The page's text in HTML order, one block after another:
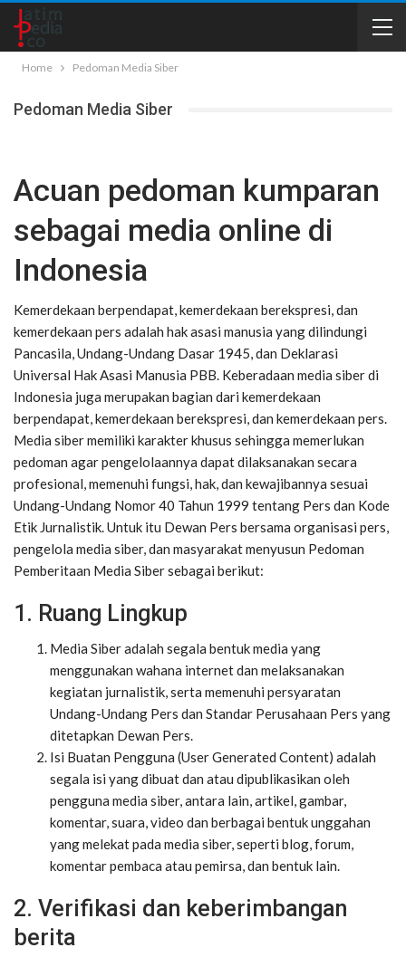
Home Pedoman Media Siber
Pedoman Media Siber
Acuan pedoman kumparan
sebagai media online di
Indonesia
Kemerdekaan berpendapat, kemerdekaan berekspresi, dan
kemerdekaan pers adalah hak asasi manusia yang dilindungi
Pancasila, Undang-Undang Dasar 1945, dan Deklarasi
Universal Hak Asasi Manusia PBB. Keberadaan media siber di
Indonesia juga merupakan bagian dari kemerdekaan
berpendapat, kemerdekaan berekspresi, dan kemerdekaan pers.
Media siber memiliki karakter khusus sehingga memerlukan
pedoman agar pengelolaannya dapat dilaksanakan secara
profesional, memenuhi fungsi, hak, dan kewajibannya sesuai
Undang-Undang Nomor 40 Tahun 1999 tentang Pers dan Kode
Etik Jurnalistik. Untuk itu Dewan Pers bersama organisasi pers,
pengelola media siber, dan masyarakat menyusun Pedoman
Pemberitaan Media Siber sebagai berikut:
1. Ruang Lingkup
Media Siber adalah segala bentuk media yang
menggunakan wahana internet dan melaksanakan
kegiatan jurnalistik, serta memenuhi persyaratan
Undang-Undang Pers dan Standar Perusahaan Pers yang
ditetapkan Dewan Pers.
Isi Buatan Pengguna (User Generated Content) adalah
segala isi yang dibuat dan atau dipublikasikan oleh
pengguna media siber, antara lain, artikel, gambar,
komentar, suara, video dan berbagai bentuk unggahan
yang melekat pada media siber, seperti blog, forum,
komentar pembaca atau pemirsa, dan bentuk lain.
2. Verifikasi dan keberimbangan
berita